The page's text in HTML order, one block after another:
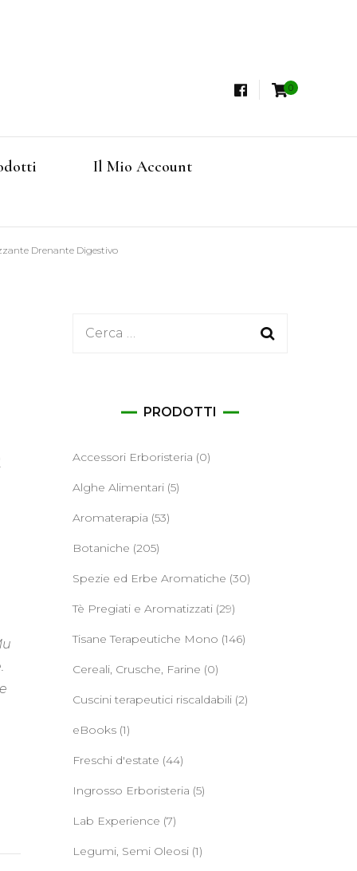
Tisane Terapeutiche Esclusive, Tè Pregiati
0
Il Mio Account
Drenante Digestivo
Ricerca
PRODOTTI
Accessori Erboristeria (0)
Alghe Alimentari (5)
Aromaterapia (53)
Botaniche (205)
Spezie ed Erbe Aromatiche (30)
Tè Pregiati e Aromatizzati (29)
Tisane Terapeutiche Mono (146)
Cereali, Crusche, Farine (0)
Cuscini terapeutici riscaldabili (2)
eBooks (1)
Freschi d'estate (44)
Ingrosso Erboristeria (5)
Lab Experience (7)
Legumi, Semi Oleosi (1)